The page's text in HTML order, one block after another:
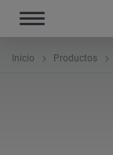
Toggle
navigation
Inicio Productos